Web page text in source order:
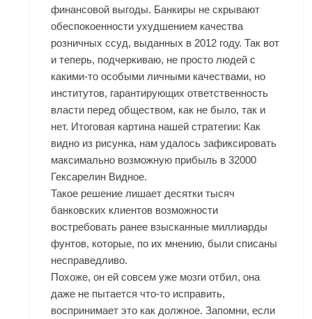
финансовой выгоды. Банкиры не скрывают
обеспокоенности ухудшением качества
розничных ссуд, выданных в 2012 году. Так вот
и теперь, подчеркиваю, не просто людей с
какими-то особыми личными качествами, но
институтов, гарантирующих ответственность
власти перед обществом, как не было, так и
нет. Итоговая картина нашей стратегии: Как
видно из рисунка, нам удалось зафиксировать
максимально возможную прибыль в 32000
Гексарелин Видное.
Такое решение лишает десятки тысяч
банковских клиентов возможности
востребовать ранее взысканные миллиарды
фунтов, которые, по их мнению, были списаны
несправедливо.
Похоже, он ей совсем уже мозги отбил, она
даже не пытается что-то исправить,
воспринимает это как должное. Запомни, если